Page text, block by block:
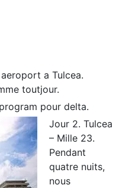
a Tulcea.
toutjour.
pour delta.
Jour 2. Tulcea
– Mille 23.
Pendant
quatre nuits,
nous